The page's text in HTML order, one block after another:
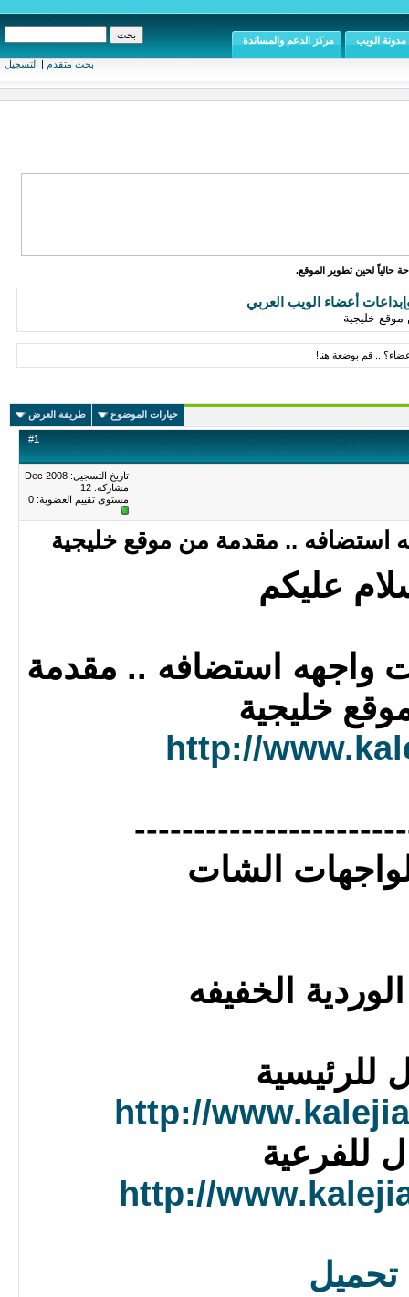
بحث متقدم | التسجيل
مدونة الويب مركز الدعم والمساندة
حالياً لحين تطوير الموقع.
أعضاء الويب العربي
خليجية
.. قم بوضعة هنا!
خيارات الموضوع طريقة العرض
#1
تاريخ التسجيل: Dec 2008
مشاركة: 12
مستوى تقييم العضوية: 0
استضافه .. مقدمة من موقع خليجية
عليكم
واجهه استضافه .. مقدمة
خليجية
http://
الشات
الخفيفه
للرئيسية
http://
للفرعية
http://
تحميل